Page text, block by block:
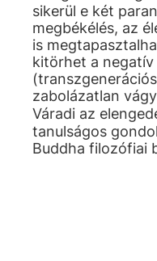
sikerül e két
megbékélés, az
is
kitörhet a
zabolázatlan
Váradi az
tanulságos
Buddha filozófiai